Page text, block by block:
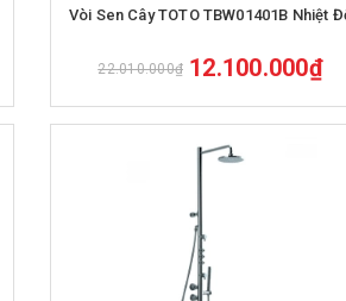
Vòi Sen Cây TOTO TBW01401B Nhiệt
22.010.000₫ 12.100.000₫